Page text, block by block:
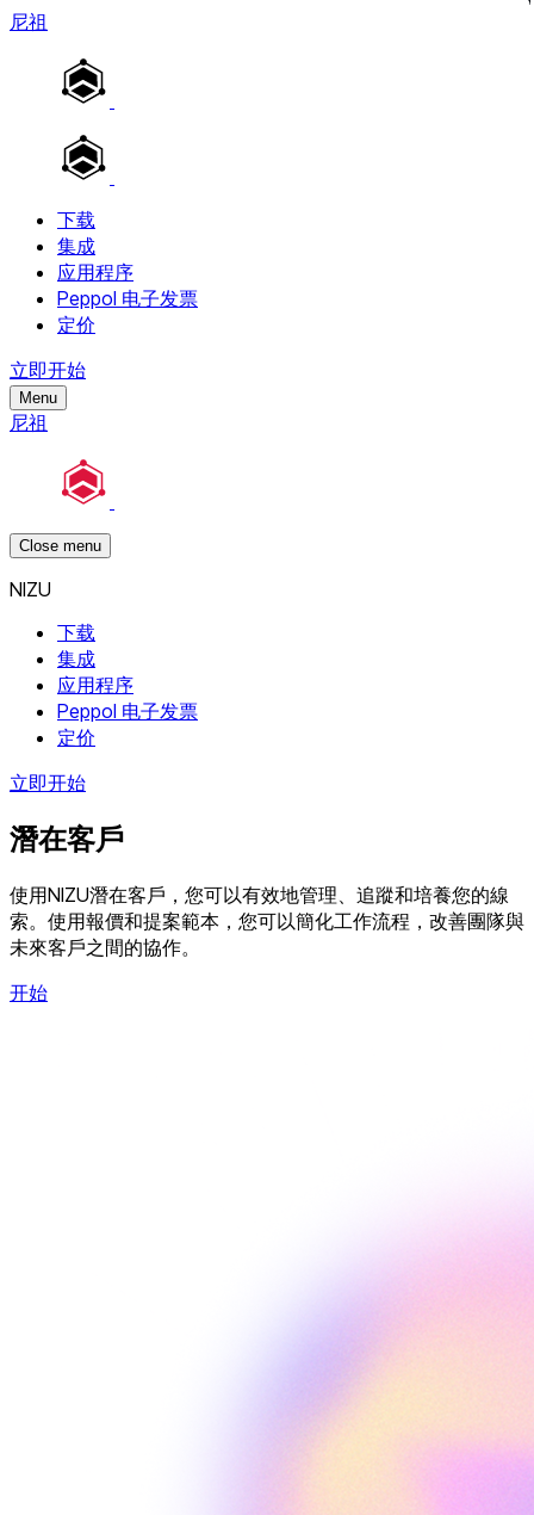
尼祖
下载
集成
应用程序
Peppol 电子发票
定价
立即开始
Menu
尼祖
Close menu
NIZU
下载
集成
应用程序
Peppol 电子发票
定价
立即开始
潛在客戶
使用NIZU潛在客戶，您可以有效地管理、追蹤和培養您的線
索。使用報價和提案範本，您可以簡化工作流程，改善團隊與
未來客戶之間的協作。
开始